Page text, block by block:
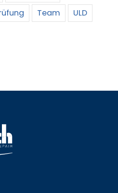
Team
ULD